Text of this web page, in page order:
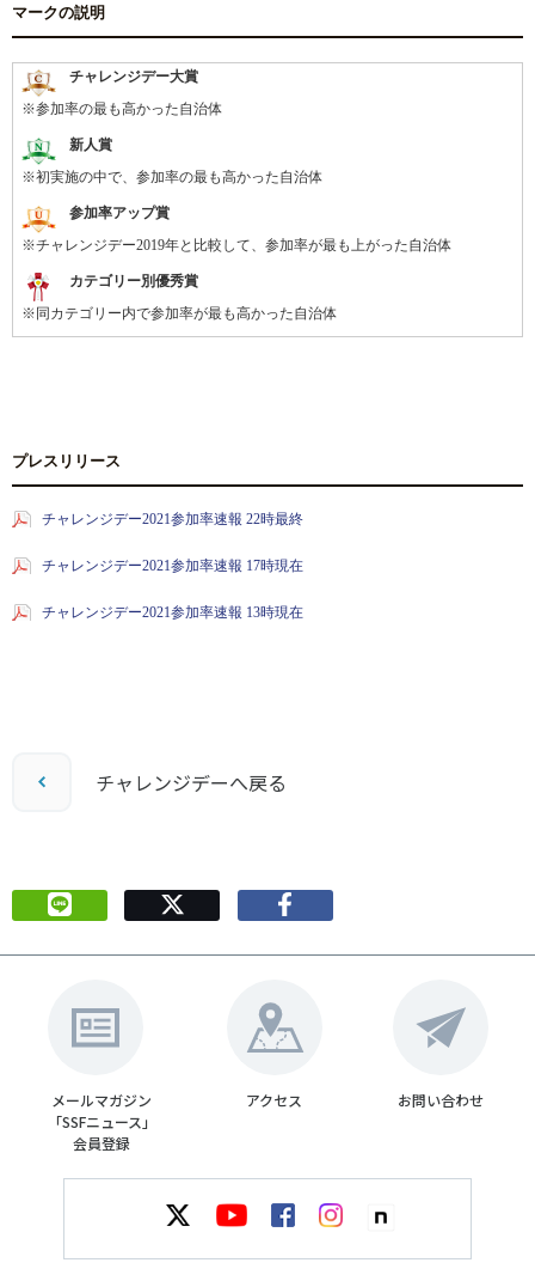
マークの説明
チャレンジデー大賞
※参加率の最も高かった自治体
新人賞
※初実施の中で、参加率の最も高かった自治体
参加率アップ賞
※チャレンジデー2019年と比較して、参加率が最も上がった自治体
カテゴリー別優秀賞
※同カテゴリー内で参加率が最も高かった自治体
プレスリリース
チャレンジデー2021参加率速報 22時最終
チャレンジデー2021参加率速報 17時現在
チャレンジデー2021参加率速報 13時現在
チャレンジデーへ戻る
メールマガジン
「SSFニュース」
会員登録
アクセス お問い合わせ